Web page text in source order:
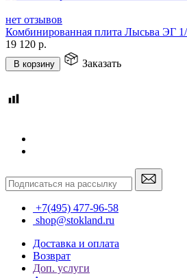
нет отзывов
Комбинированная плита Лысьва ЭГ 1/
19 120 р.
В корзину Заказать
+7(495) 477-96-58
shop@stokland.ru
Доставка и оплата
Возврат
Доп. услуги